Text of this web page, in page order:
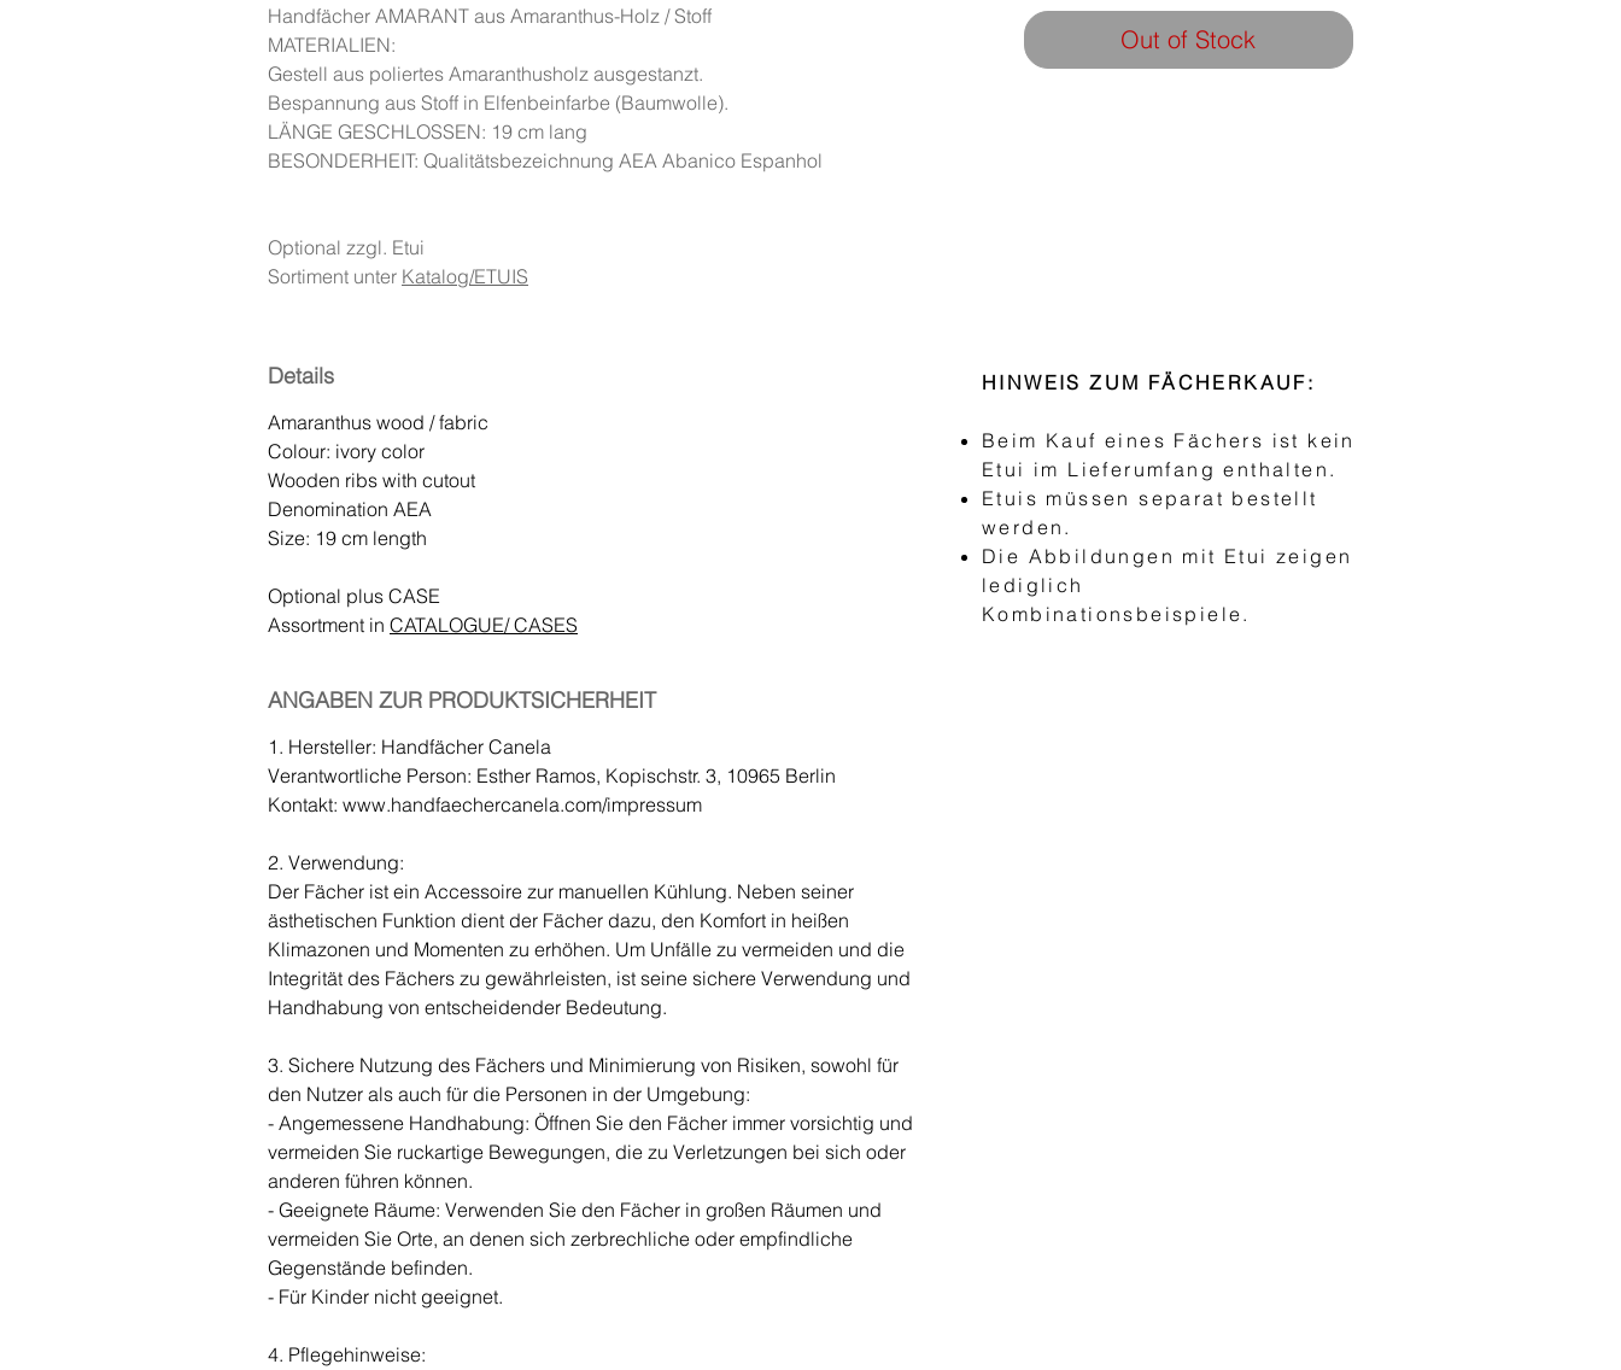
Handfächer AMARANT aus Amaranthus-Holz / Stoff
MATERIALIEN:
Gestell aus poliertes Amaranthusholz ausgestanzt.
Bespannung aus Stoff in Elfenbeinfarbe (Baumwolle).
LÄNGE GESCHLOSSEN: 19 cm lang
BESONDERHEIT: Qualitätsbezeichnung AEA Abanico Espanhol
Optional zzgl. Etui
Sortiment unter Katalog/ETUIS
Details
Amaranthus wood / fabric
Colour: ivory color
Wooden ribs with cutout
Denomination AEA
Size: 19 cm length
Optional plus CASE
Assortment in CATALOGUE/ CASES
ANGABEN ZUR PRODUKTSICHERHEIT
1. Hersteller: Handfächer Canela
Verantwortliche Person: Esther Ramos, Kopischstr. 3, 10965 Berlin
Kontakt: www.handfaechercanela.com/impressum
2. Verwendung:
Der Fächer ist ein Accessoire zur manuellen Kühlung. Neben seiner
ästhetischen Funktion dient der Fächer dazu, den Komfort in heißen
Klimazonen und Momenten zu erhöhen. Um Unfälle zu vermeiden und die
Integrität des Fächers zu gewährleisten, ist seine sichere Verwendung und
Handhabung von entscheidender Bedeutung.
3. Sichere Nutzung des Fächers und Minimierung von Risiken, sowohl für
den Nutzer als auch für die Personen in der Umgebung:
- Angemessene Handhabung: Öffnen Sie den Fächer immer vorsichtig und
vermeiden Sie ruckartige Bewegungen, die zu Verletzungen bei sich oder
anderen führen können.
- Geeignete Räume: Verwenden Sie den Fächer in großen Räumen und
vermeiden Sie Orte, an denen sich zerbrechliche oder empfindliche
Gegenstände befinden.
- Für Kinder nicht geeignet.
4. Pflegehinweise:
Out of Stock
HINWEIS ZUM FÄCHERKAUF:
Beim Kauf eines Fächers ist kein
Etui im Lieferumfang enthalten.
Etuis müssen separat bestellt
werden.
Die Abbildungen mit Etui zeigen
lediglich
Kombinationsbeispiele.